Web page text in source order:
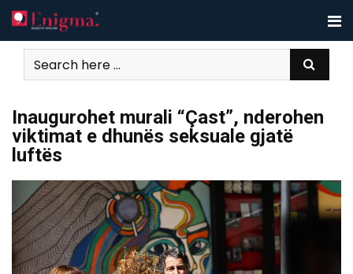
Skip
to
content
​Inaugurohet murali “Çast”, nderohen
viktimat e dhunës seksuale gjatë
luftës